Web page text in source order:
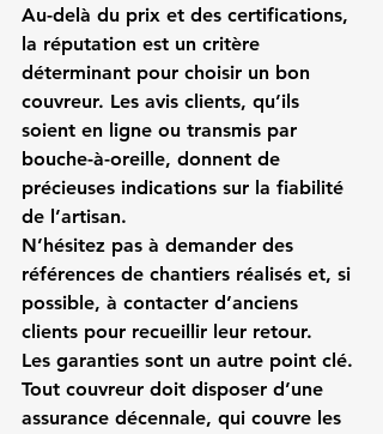
Au-delà du prix et des certifications,
la réputation est un critère
déterminant pour choisir un bon
couvreur. Les avis clients, qu’ils
soient en ligne ou transmis par
bouche-à-oreille, donnent de
précieuses indications sur la fiabilité
de l’artisan.
N’hésitez pas à demander des
références de chantiers réalisés et, si
possible, à contacter d’anciens
clients pour recueillir leur retour.
Les garanties sont un autre point clé.
Tout couvreur doit disposer d’une
assurance décennale, qui couvre les